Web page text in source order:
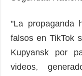
"La propaganda
falsos en TikTok
Kupyansk por
videos,